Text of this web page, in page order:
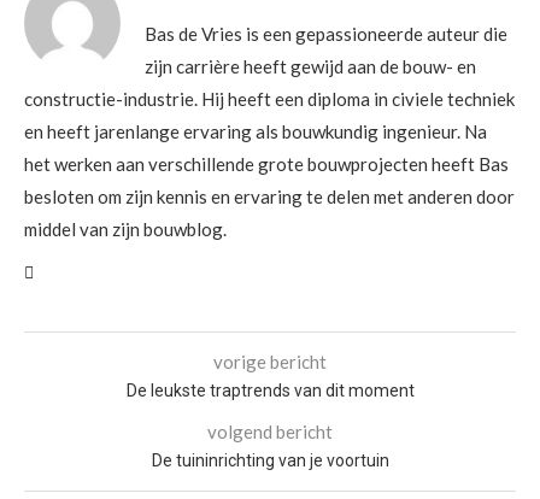
Bas de Vries is een gepassioneerde auteur die
zijn carrière heeft gewijd aan de bouw- en
constructie-industrie. Hij heeft een diploma in civiele techniek
en heeft jarenlange ervaring als bouwkundig ingenieur. Na
het werken aan verschillende grote bouwprojecten heeft Bas
besloten om zijn kennis en ervaring te delen met anderen door
middel van zijn bouwblog.
vorige bericht
De leukste traptrends van dit moment
volgend bericht
De tuininrichting van je voortuin